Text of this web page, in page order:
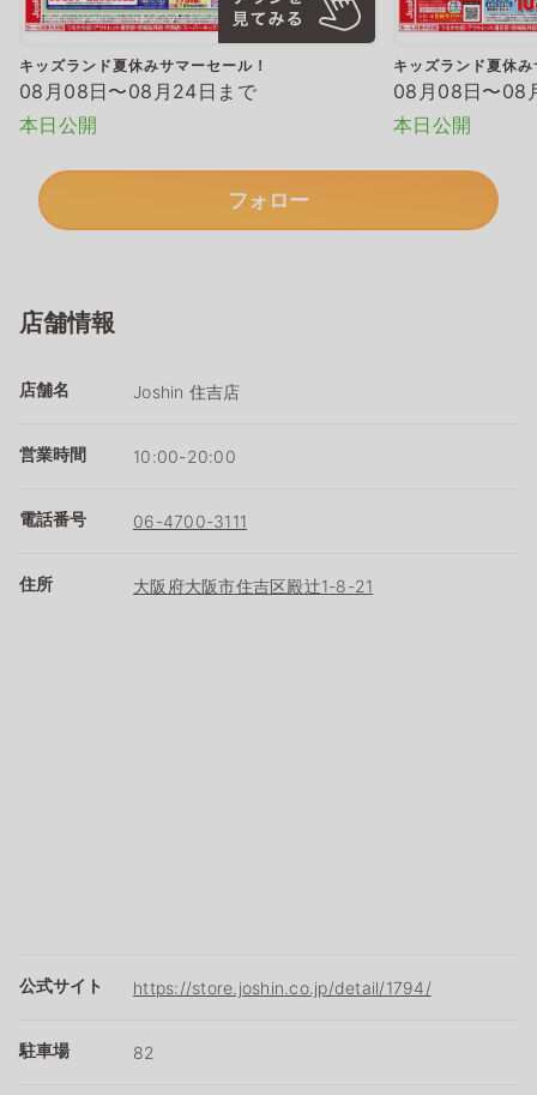
キッズランド夏休みサマーセール！
08月08日〜08月24日まで
本日公開
キッズランド夏休
08月08日〜08
本日公開
フォロー
店舗情報
店舗名 Joshin 住吉店
営業時間 10:00-20:00
電話番号 06-4700-3111
住所 大阪府大阪市住吉区殿辻1-8-21
公式サイト https://store.joshin.co.jp/detail/1794/
駐車場 82